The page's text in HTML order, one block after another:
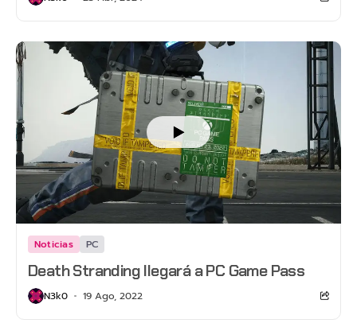
Noticias PC
Death Stranding llegará a PC Game Pass
N3k0 19 Ago, 2022